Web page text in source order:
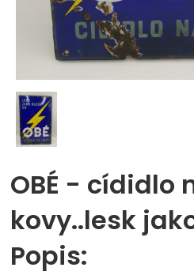
OBÉ - cídidlo
kovy..lesk
Popis: